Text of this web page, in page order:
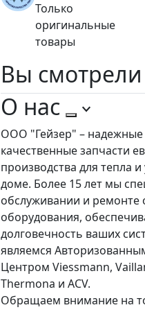
Только
оригинальные
товары
Вы смотрели
О нас
ООО "Гейзер" – надежные
качественные запчасти
производства для тепла
доме. Более 15 лет мы
обслуживании и ремонте
оборудования,
долговечность ваших
являемся
Центром Viessmann,
Thermona и ACV.
Обращаем внимание на